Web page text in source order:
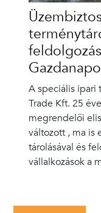
A speciális ipari
Trade Kft. 25
megrendelői
változott , ma is
tárolásával és
vállalkozások a